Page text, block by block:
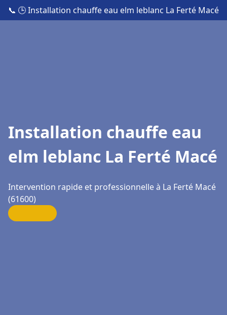
📞 🕒 Installation chauffe eau elm leblanc La Ferté Macé
Installation chauffe eau
elm leblanc La Ferté Macé
Intervention rapide et professionnelle à La Ferté Macé
(61600)